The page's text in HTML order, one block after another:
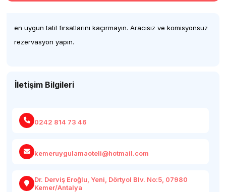
en uygun tatil fırsatlarını kaçırmayın. Aracısız ve komisyonsuz
rezervasyon yapın.
İletişim Bilgileri
0242 814 73 46
kemeruygulamaoteli@hotmail.com
Dr. Derviş Eroğlu, Yeni, Dörtyol Blv. No:5, 07980
Kemer/Antalya